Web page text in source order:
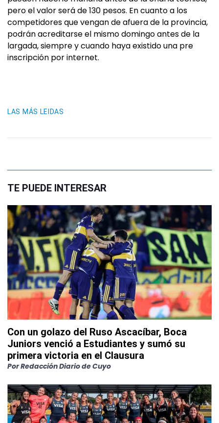
pero el valor será de 130 pesos. En cuanto a los
competidores que vengan de afuera de la provincia,
podrán acreditarse el mismo domingo antes de la
largada, siempre y cuando haya existido una pre
inscripción por internet.
LAS MÁS LEIDAS
TE PUEDE INTERESAR
Con un golazo del Ruso Ascacíbar, Boca
Juniors venció a Estudiantes y sumó su
primera victoria en el Clausura
PorRedacción Diario de Cuyo